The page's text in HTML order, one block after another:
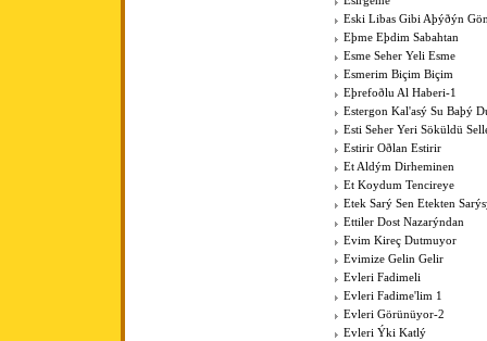
Eski Libas Gibi Aþýðýn
Eþme Eþdim Sabahtan
Esme Seher Yeli Esme
Esmerim Biçim Biçim
Eþrefoðlu Al Haberi-1
Estergon Kal'asý Su Baþý
Esti Seher Yeri Söküldü
Estirir Oðlan Estirir
Et Aldým Dirheminen
Et Koydum Tencireye
Etek Sarý Sen Etekten
Ettiler Dost Nazarýndan
Evim Kireç Dutmuyor
Evimize Gelin Gelir
Evleri Fadimeli
Evleri Fadime'lim 1
Evleri Görünüyor-2
Evleri Ýki Katlý